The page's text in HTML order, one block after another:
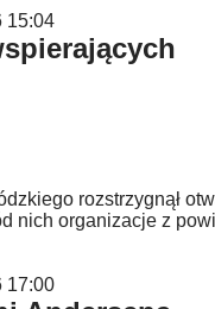
15:04
rozstrzygnął
nich organizacje z
17:00